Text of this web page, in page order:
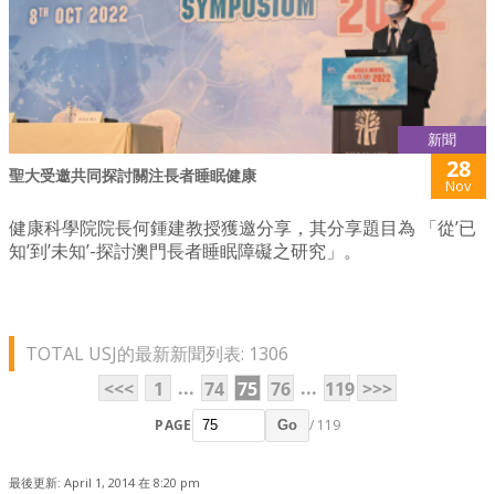
新聞
聖大受邀共同探討關注長者睡眠健康 28
Nov
健康科學院院長何鍾建教授獲邀分享，其分享題目為 「從’已
知’到’未知’-探討澳門長者睡眠障礙之研究」。
TOTAL USJ的最新新聞列表: 1306
<<<
1 ... 74 75 76 ... 119 >>>
PAGE Go / 119
最後更新: April 1, 2014 在 8:20 pm